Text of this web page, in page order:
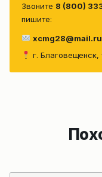
Звоните 8 (800)
пишите:
xcmg28@mail.ru
г. Благовещенск,